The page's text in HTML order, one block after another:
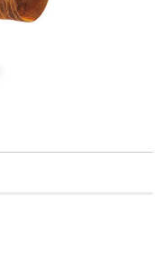
ングス